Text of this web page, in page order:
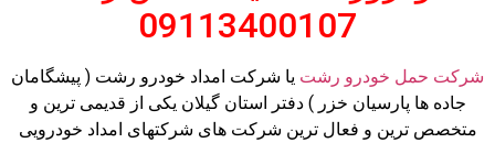
09113400107
شرکت حمل خودرو رشت یا شرکت امداد خودرو رشت ( پیشگامان
جاده ها پارسیان خزر ) دفتر استان گیلان یکی از قدیمی ترین و
متخصص ترین و فعال ترین شرکت های شرکتهای امداد خودرویی